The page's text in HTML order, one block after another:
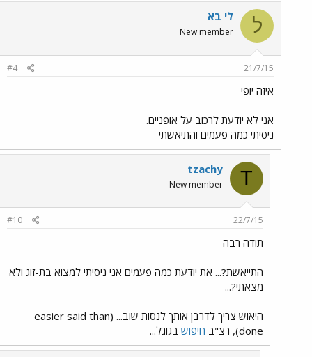
ל לי בא
New member
21/7/15
#4
איזה יופי
אני לא יודעת לרכוב על אופניים.
ניסיתי כמה פעמים והתיאשתי
T
tzachy
New member
22/7/15
#10
תודה רבה
התייאשת?... את יודעת כמה פעמים אני ניסיתי למצוא בת-זוג ולא
מצאתי?...
היאוש צריך לדרבן אותך לנסות שוב... (easier said than
done), רצ"ב
חיפוש בגוגל...